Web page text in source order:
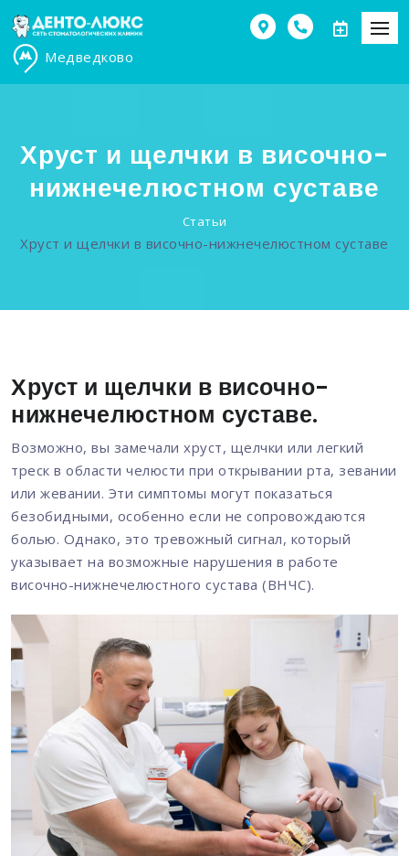
Медведково
Хруст и щелчки в височно-
нижнечелюстном суставе
Статьи
Хруст и щелчки в височно-нижнечелюстном суставе
Хруст и щелчки в височно-
нижнечелюстном суставе.
Возможно, вы замечали хруст, щелчки или легкий
треск в области челюсти при открывании рта, зевании
или жевании. Эти симптомы могут показаться
безобидными, особенно если не сопровождаются
болью. Однако, это тревожный сигнал, который
указывает на возможные нарушения в работе
височно-нижнечелюстного сустава (ВНЧС).